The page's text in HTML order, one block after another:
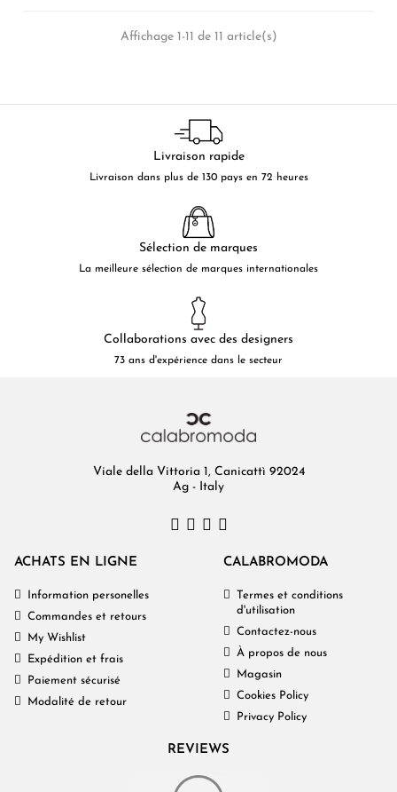
Affichage 1-11 de 11 article(s)
Livraison rapide
Livraison dans plus de 130 pays en 72 heures
Sélection de marques
La meilleure sélection de marques internationales
Collaborations avec des designers
73 ans d'expérience dans le secteur
Viale della Vittoria 1, Canicattì 92024
Ag - Italy
ACHATS EN LIGNE
Information personelles
Commandes et retours
My Wishlist
Expédition et frais
Paiement sécurisé
Modalité de retour
CALABROMODA
Termes et conditions
d'utilisation
Contactez-nous
À propos de nous
Magasin
Cookies Policy
Privacy Policy
REVIEWS